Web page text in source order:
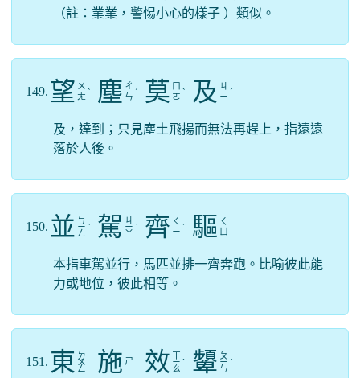
（註：業業，警惕小心的樣子 ）類似。
149. 望 ㄨ
ㄤ ˋ 塵 ㄔ
ㄣ ˊ 莫 ㄛ ˋ 及 ㄐ
ㄧ ˊ
及，達到；只見塵土飛揚而無法再趕上，指遠遠
落於人後。
150. 並 ㄅ
ㄧ
ㄥ
ˋ 駕 ㄐ
ㄧ
ㄚ
ˋ 齊 ㄑ
ㄧ ˊ 驅 ㄑ
本指車駕並行，馬匹並排一齊奔跑。比喻彼此能
力或地位，彼此相等。
151. 東 ㄉ
ㄨ
ㄥ 施 ㄕ 效 ㄧ
ㄠ
ˋ 顰 ㄆ
ㄧ
ㄣ
ˊ